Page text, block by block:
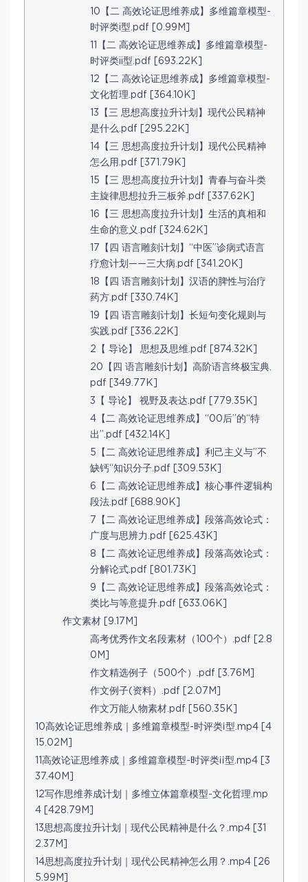
10【二 高效论证思维养成】多维篇章模型-
时评类i型.pdf [0.99M]
11【二 高效论证思维养成】多维篇章模型-
时评类ii型.pdf [693.22K]
12【二 高效论证思维养成】多维篇章模型-
文化哲理.pdf [364.10K]
13【三 思想高度拉升计划】现代公民精神
是什么.pdf [295.22K]
14【三 思想高度拉升计划】现代公民精神
怎么用.pdf [371.79K]
15【三 思想高度拉升计划】青春与奋斗类
主旋律思想拉升三板斧.pdf [337.62K]
16【三 思想高度拉升计划】生活的真相和
生命的意义.pdf [324.62K]
17【四 语言雕刻计划】“中医”诊病式语言
疗愈计划——三大病.pdf [341.20K]
18【四 语言雕刻计划】汉语的脾性与治疗
药方.pdf [330.74K]
19【四 语言雕刻计划】长短句变化规则与
实践.pdf [336.22K]
2【 导论】 思想及思维.pdf [874.32K]
20【四 语言雕刻计划】高阶语言终极宝典.
pdf [349.77K]
3【 导论】 视野及表达.pdf [779.35K]
4【二 高效论证思维养成】“00后”的“特
出”.pdf [432.14K]
5【二 高效论证思维养成】利己主义与”不
缺钙“知识分子.pdf [309.53K]
6【二 高效论证思维养成】核心事件逻辑构
段法.pdf [688.90K]
7【二 高效论证思维养成】段落高效论式：
广度与思辨力.pdf [625.43K]
8【二 高效论证思维养成】段落高效论式：
分解论式.pdf [801.73K]
9【二 高效论证思维养成】段落高效论式：
类比与等意提升.pdf [633.06K]
作文素材 [9.17M]
高考优秀作文名段素材（100个）.pdf [2.8
0M]
作文精选例子（500个）.pdf [3.76M]
作文例子(资料）.pdf [2.07M]
作文万能人物素材.pdf [560.35K]
10高效论证思维养成｜多维篇章模型-时评类ⅰ型.mp4 [4
15.02M]
11高效论证思维养成｜多维篇章模型-时评类ⅰⅰ型.mp4 [3
37.40M]
12写作思维养成计划｜多维立体篇章模型-文化哲理.mp
4 [428.79M]
13思想高度拉升计划｜现代公民精神是什么？.mp4 [31
2.37M]
14思想高度拉升计划｜现代公民精神怎么用？.mp4 [26
5.99M]